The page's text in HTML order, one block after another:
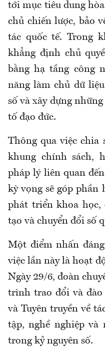
tới mục tiêu dung
chủ chiến lược, bảo
tác quốc tế. Trong
khẳng định chủ
bằng hạ tầng công
năng làm chủ dữ
số và xây dựng
tố đạo đức.
Thông qua việc chia
khung chính sách,
pháp lý liên quan
kỳ vọng sẽ góp
phát triển khoa học,
tạo và chuyển đổi số
Một điểm nhấn
việc lần này là hoạt
Ngày 29/6, đoàn
trình trao đổi và
và Tuyên truyền về
tập, nghề nghiệp và
trong kỷ nguyên số.